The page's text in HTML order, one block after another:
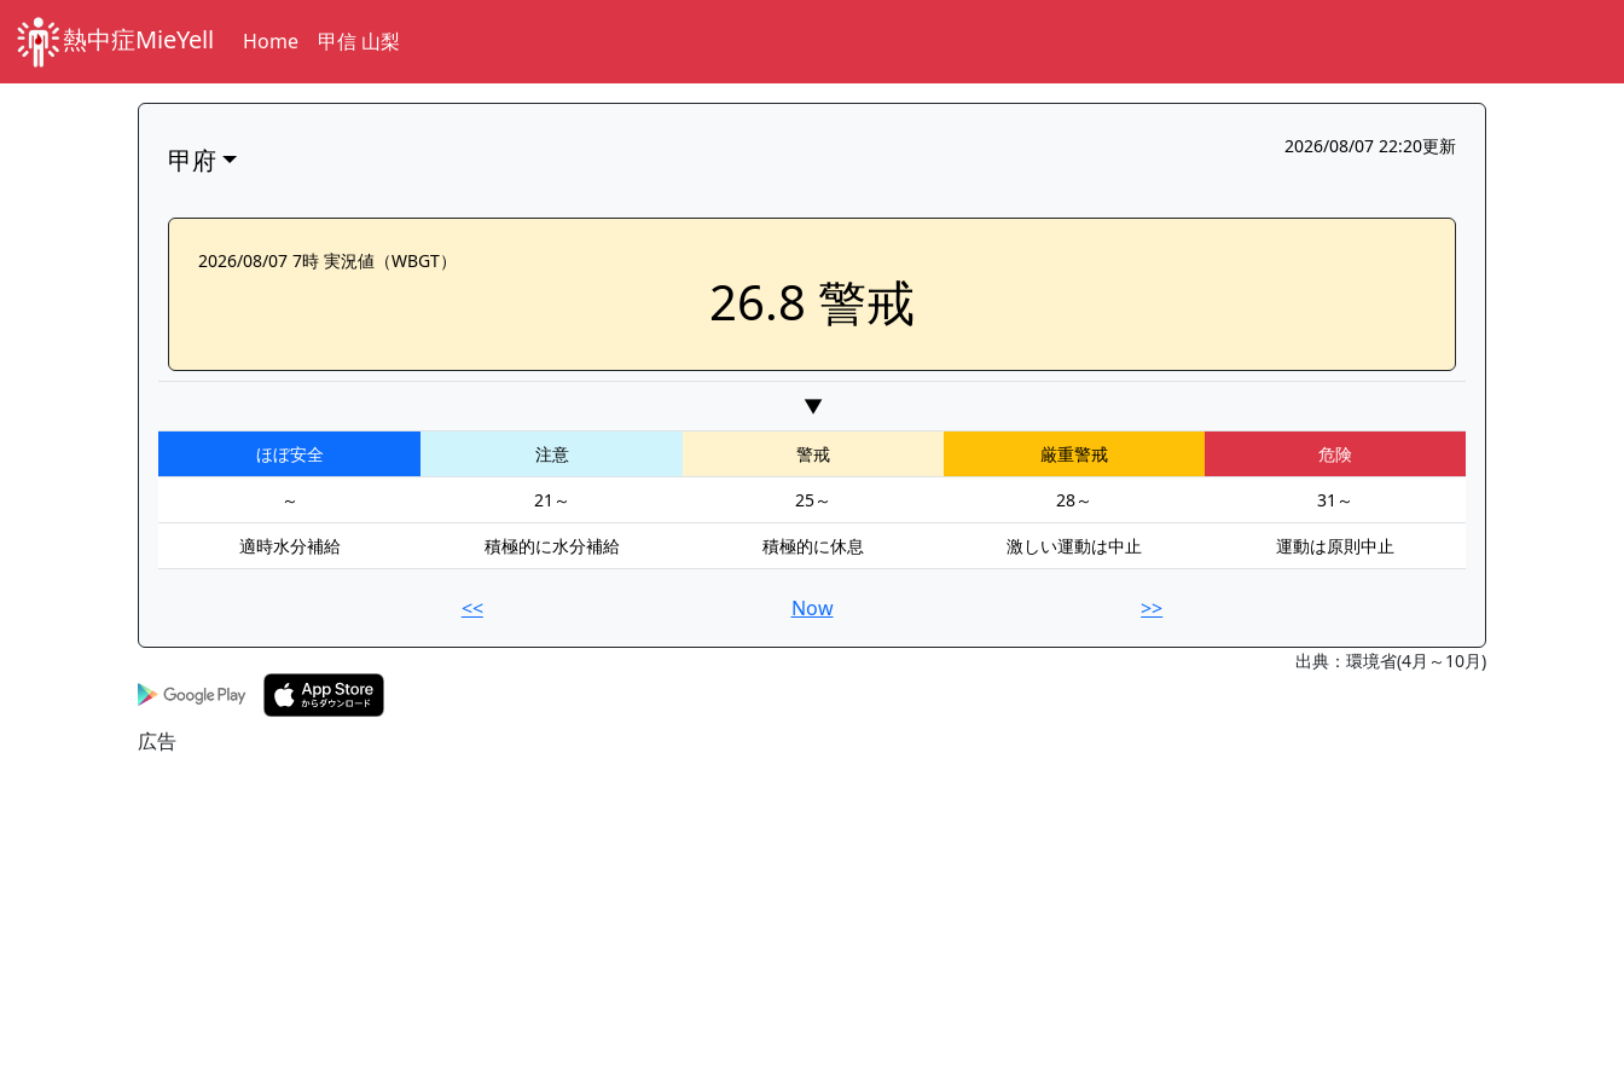
熱中症MieYell Home 甲信 山梨
甲府 2026/08/07 22:20更新
2026/08/07 7時 実況値（WBGT）
26.8 警戒
▼
ほぼ安全 注意 警戒 厳重警戒
危険
～
21～ 25～ 28～
31～
適時水分補給
積極的に水分補給 積極的に休息 激しい運動は中止 運動は原則中止
<< Now >>
出典：環境省(4月～10月)
広告